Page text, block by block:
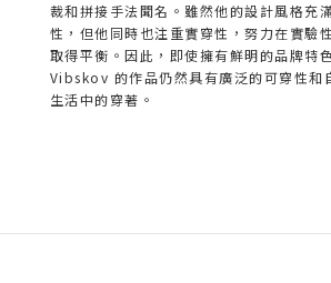
裁和拼接手法聞名。雖然他的設計風格充
性，但他同時也注重實穿性，努力在實驗
取得平衡。因此，即使擁有鮮明的品牌特
Vibskov 的作品仍然具有廣泛的可穿性和
生活中的穿著。